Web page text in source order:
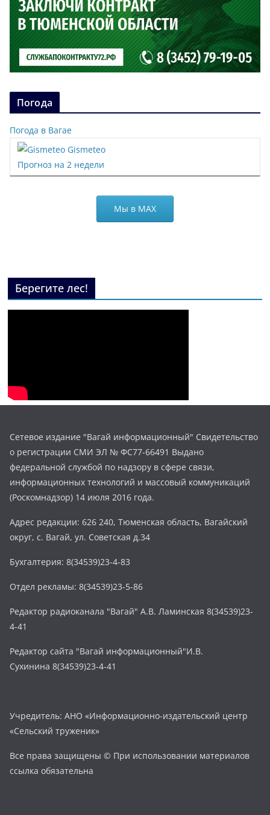
Погода
Погода в Вагае
Gismeteo
Прогноз на 2 недели
Мы в МАХ
Берегите лес!
Сетевое издание "Вагай информационный" Свидетельство
о регистрации СМИ ЭЛ № ФС77-66491 Выдано
федеральной службой по надзору в сфере связи,
информационных технологий и массовый коммуникаций
(Роскомнадзор) 14 июля 2016 года.
Адрес редакции: 626 240, Тюменская область, Вагайский
округ, с. Вагай, ул. Советская д.34
Бухгалтерия: 8(34539)23-4-83
Отдел рекламы: 8(34539)23-5-86
Редактор радиоканала "Вагай" А.В. Ламинская 8(34539)23-
4-41
Редактор сайта "Вагай информационный"И.В.
Сухинина 8(34539)23-4-41
Учредитель: АНО «Информационно-издательский центр
«Сельский труженик»
Все права защищены © При использовании материалов
ссылка обязательна